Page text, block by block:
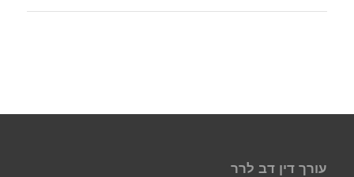
עורך דין דב לרר